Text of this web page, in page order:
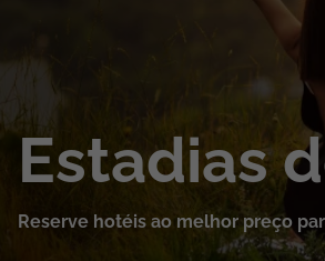
Cruzeiros
Promoções
Estadias
Reserve hotéis ao melhor preço